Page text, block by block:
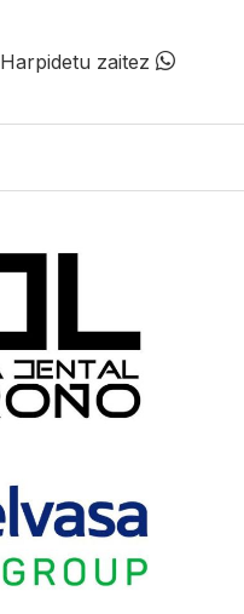
Harpidetu zaitez